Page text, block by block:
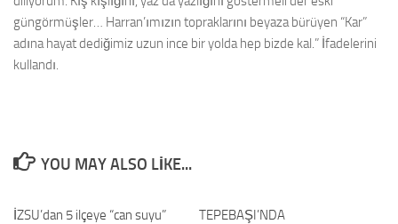
güngörmüşler… Harran’ımızın topraklarını beyaza bürüyen “Kar”
adına hayat dediğimiz uzun ince bir yolda hep bizde kal.” İfadelerini
kullandı.
YOU MAY ALSO LIKE...
İZSU’dan 5 ilçeye “can suyu”
TEPEBAŞI’NDA